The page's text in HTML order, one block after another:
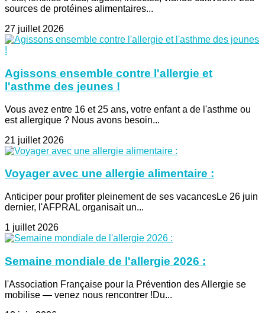
sources de protéines alimentaires...
27 juillet 2026
Agissons ensemble contre l'allergie et
l'asthme des jeunes !
Vous avez entre 16 et 25 ans, votre enfant a de l'asthme ou
est allergique ? Nous avons besoin...
21 juillet 2026
Voyager avec une allergie alimentaire :
Anticiper pour profiter pleinement de ses vacancesLe 26 juin
dernier, l'AFPRAL organisait un...
1 juillet 2026
Semaine mondiale de l'allergie 2026 :
l'Association Française pour la Prévention des Allergie se
mobilise — venez nous rencontrer !Du...